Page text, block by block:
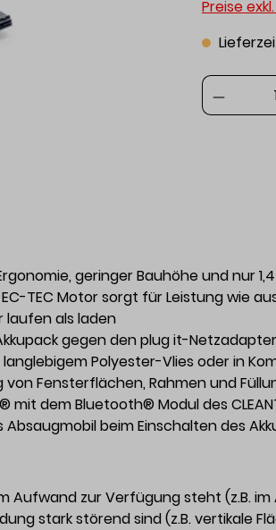
Preise
geringer Bauhöhe und nur
TEC Motor sorgt für Leistung wie
laufen als laden
gegen den plug it-
Polyester-Vlies oder in
Fensterflächen, Rahmen und
dem Bluetooth® Modul des
beim Einschalten des
Aufwand zur Verfügung steht (z.B.
stark störend sind (z.B. vertikale